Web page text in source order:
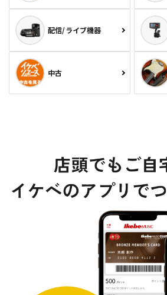
配信/ライブ機器
中古